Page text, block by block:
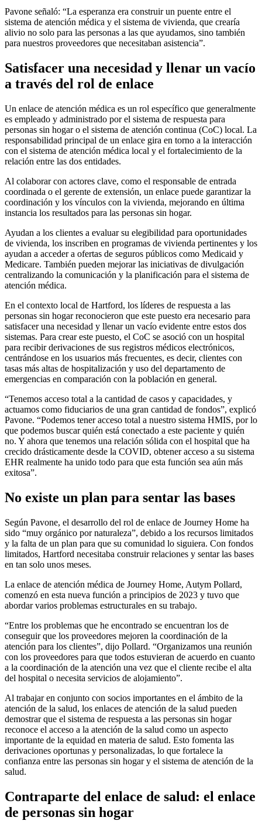
Pavone señaló: “La esperanza era construir un puente entre el
sistema de atención médica y el sistema de vivienda, que crearía
alivio no solo para las personas a las que ayudamos, sino también
para nuestros proveedores que necesitaban asistencia”.
Satisfacer una necesidad y llenar un vacío
a través del rol de enlace
Un enlace de atención médica es un rol específico que generalmente
es empleado y administrado por el sistema de respuesta para
personas sin hogar o el sistema de atención continua (CoC) local. La
responsabilidad principal de un enlace gira en torno a la interacción
con el sistema de atención médica local y el fortalecimiento de la
relación entre las dos entidades.
Al colaborar con actores clave, como el responsable de entrada
coordinada o el gerente de extensión, un enlace puede garantizar la
coordinación y los vínculos con la vivienda, mejorando en última
instancia los resultados para las personas sin hogar.
Ayudan a los clientes a evaluar su elegibilidad para oportunidades
de vivienda, los inscriben en programas de vivienda pertinentes y los
ayudan a acceder a ofertas de seguros públicos como Medicaid y
Medicare. También pueden mejorar las iniciativas de divulgación
centralizando la comunicación y la planificación para el sistema de
atención médica.
En el contexto local de Hartford, los líderes de respuesta a las
personas sin hogar reconocieron que este puesto era necesario para
satisfacer una necesidad y llenar un vacío evidente entre estos dos
sistemas. Para crear este puesto, el CoC se asoció con un hospital
para recibir derivaciones de sus registros médicos electrónicos,
centrándose en los usuarios más frecuentes, es decir, clientes con
tasas más altas de hospitalización y uso del departamento de
emergencias en comparación con la población en general.
“Tenemos acceso total a la cantidad de casos y capacidades, y
actuamos como fiduciarios de una gran cantidad de fondos”, explicó
Pavone. “Podemos tener acceso total a nuestro sistema HMIS, por lo
que podemos buscar quién está conectado a este paciente y quién
no. Y ahora que tenemos una relación sólida con el hospital que ha
crecido drásticamente desde la COVID, obtener acceso a su sistema
EHR realmente ha unido todo para que esta función sea aún más
exitosa”.
No existe un plan para sentar las bases
Según Pavone, el desarrollo del rol de enlace de Journey Home ha
sido “muy orgánico por naturaleza”, debido a los recursos limitados
y la falta de un plan para que su comunidad lo siguiera. Con fondos
limitados, Hartford necesitaba construir relaciones y sentar las bases
en tan solo unos meses.
La enlace de atención médica de Journey Home, Autym Pollard,
comenzó en esta nueva función a principios de 2023 y tuvo que
abordar varios problemas estructurales en su trabajo.
“Entre los problemas que he encontrado se encuentran los de
conseguir que los proveedores mejoren la coordinación de la
atención para los clientes”, dijo Pollard. “Organizamos una reunión
con los proveedores para que todos estuvieran de acuerdo en cuanto
a la coordinación de la atención una vez que el cliente recibe el alta
del hospital o necesita servicios de alojamiento”.
Al trabajar en conjunto con socios importantes en el ámbito de la
atención de la salud, los enlaces de atención de la salud pueden
demostrar que el sistema de respuesta a las personas sin hogar
reconoce el acceso a la atención de la salud como un aspecto
importante de la equidad en materia de salud. Esto fomenta las
derivaciones oportunas y personalizadas, lo que fortalece la
confianza entre las personas sin hogar y el sistema de atención de la
salud.
Contraparte del enlace de salud: el enlace
de personas sin hogar